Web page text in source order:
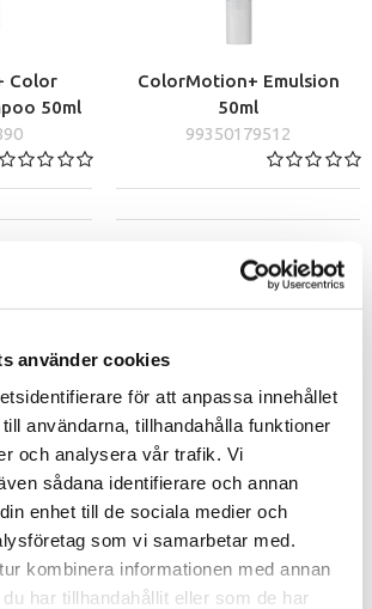
använder cookies
för att anpassa innehållet
användarna, tillhandahålla funktioner
och analysera vår trafik. Vi
sådana identifierare och annan
enhet till de sociala medier och
som vi samarbetar med.
kombinera informationen med annan
har tillhandahållit eller som de har
Color
50ml
ColorMotion+ Emulsion
50ml
99350179512
ColorMotion+ Pre-Color
Structural Surface Enhancer
99240016217